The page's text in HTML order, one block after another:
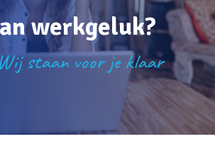
werkgeluk?
staan voor je klaar